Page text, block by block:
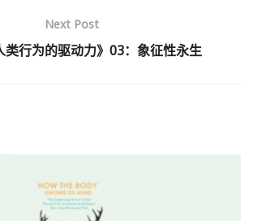
Next Post
类行为的驱动力》03：象征性永生